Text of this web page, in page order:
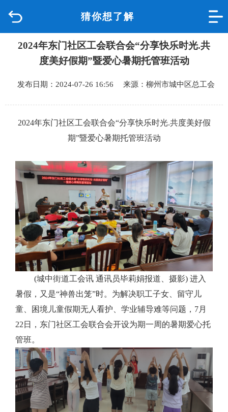
猜你想了解
品质城中
政府信息公开
数据专题
2024年东门社区工会联合会“分享快乐时光.共
度美好假期”暨爱心暑期托管班活动
发布日期：2024-07-26 16:56 来源：柳州市城中区总工会
2024年东门社区工会联合会“分享快乐时光.共度美好假
期”暨爱心暑期托管班活动
(城中街道工会讯 通讯员毕莉娟报道、摄影) 进入
暑假，又是“神兽出笼”时。为解决职工子女、留守儿
童、困境儿童假期无人看护、学业辅导难等问题，7月
22日，东门社区工会联合会开设为期一周的暑期爱心托
管班。